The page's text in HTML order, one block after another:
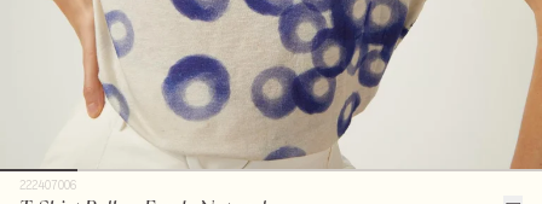
222407006